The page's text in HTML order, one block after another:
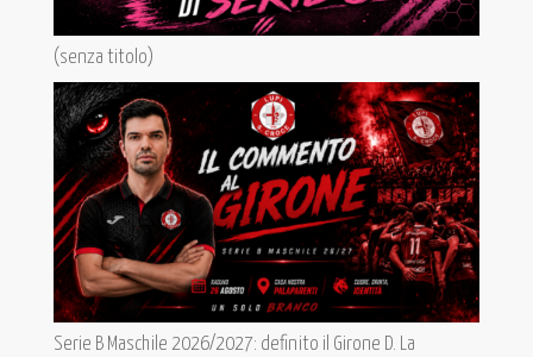
(senza titolo)
Serie B Maschile 2026/2027: definito il Girone D. La